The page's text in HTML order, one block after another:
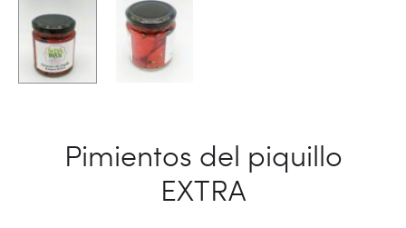
Pimientos del piquillo
EXTRA